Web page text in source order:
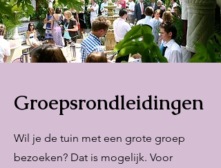
Groepsrondleidingen
Wil je de tuin met een grote groep
bezoeken? Dat is mogelijk. Voor